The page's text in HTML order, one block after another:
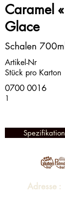
Caramel
Glace
Schalen
Artikel-Nr
Stück pro Karton
0700 0016
1
Spezifikation
Adresse :